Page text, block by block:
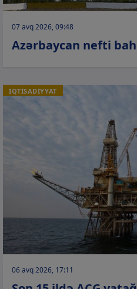
07 avq 2026, 09:48
Azərbaycan nefti
İQTİSADİYYAT
06 avq 2026, 17:11